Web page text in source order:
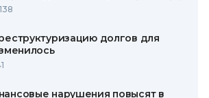
138
долгов для
нарушения повысят в